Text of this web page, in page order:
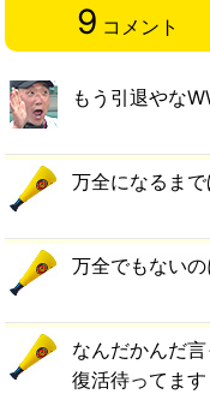
9 コメント
もう引退やな
万全になるま
万全でもない
なんだかんだ
復活待ってます